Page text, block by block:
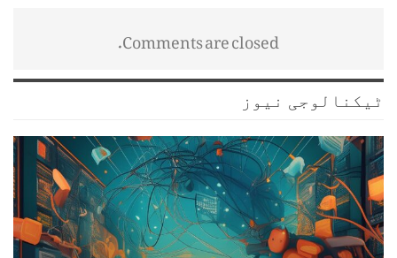
Comments are closed.
ٹیکنالوجی نیوز